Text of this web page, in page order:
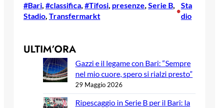
#Bari, #classifica, #Tifosi, presenze, Serie B
Stadio, Transfermarkt
•
Sta
dio
ULTIM’ORA
Gazzi e il legame con Bari: “Sempre
nel mio cuore, spero si rialzi presto”
29 Maggio 2026
Ripescaggio in Serie B per il Bari: la